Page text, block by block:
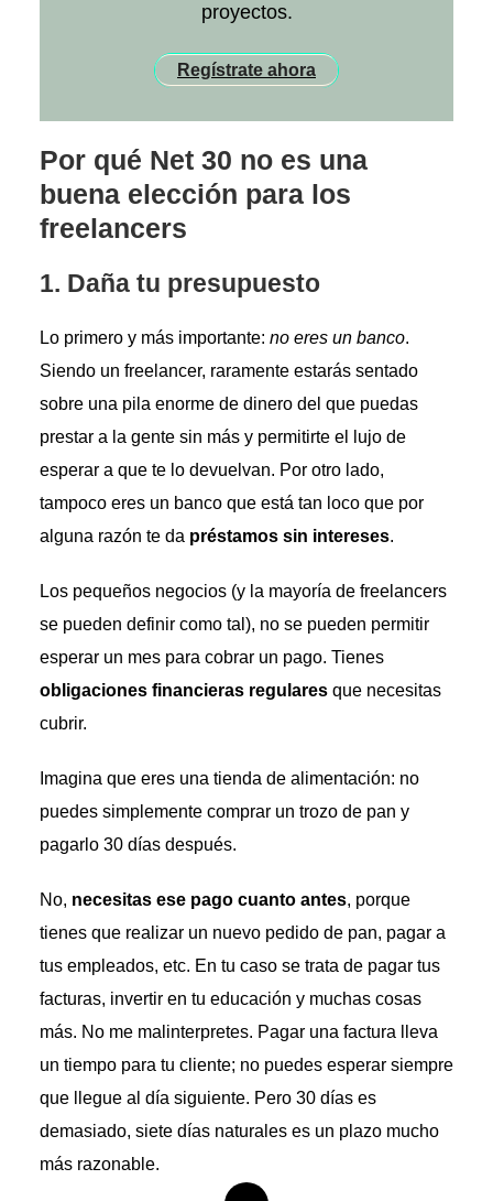
proyectos.
Regístrate ahora
Por qué Net 30 no es una
buena elección para los
freelancers
1. Daña tu presupuesto
Lo primero y más importante: no eres un banco.
Siendo un freelancer, raramente estarás sentado
sobre una pila enorme de dinero del que puedas
prestar a la gente sin más y permitirte el lujo de
esperar a que te lo devuelvan. Por otro lado,
tampoco eres un banco que está tan loco que por
alguna razón te da préstamos sin intereses.
Los pequeños negocios (y la mayoría de freelancers
se pueden definir como tal), no se pueden permitir
esperar un mes para cobrar un pago. Tienes
obligaciones financieras regularesque necesitas
cubrir.
Imagina que eres una tienda de alimentación: no
puedes simplemente comprar un trozo de pan y
pagarlo 30 días después.
No, necesitas ese pago cuanto antes, porque
tienes que realizar un nuevo pedido de pan, pagar a
tus empleados, etc. En tu caso se trata de pagar tus
facturas, invertir en tu educación y muchas cosas
más. No me malinterpretes. Pagar una factura lleva
un tiempo para tu cliente; no puedes esperar siempre
que llegue al día siguiente. Pero 30 días es
demasiado, siete días naturales es un plazo mucho
más razonable.